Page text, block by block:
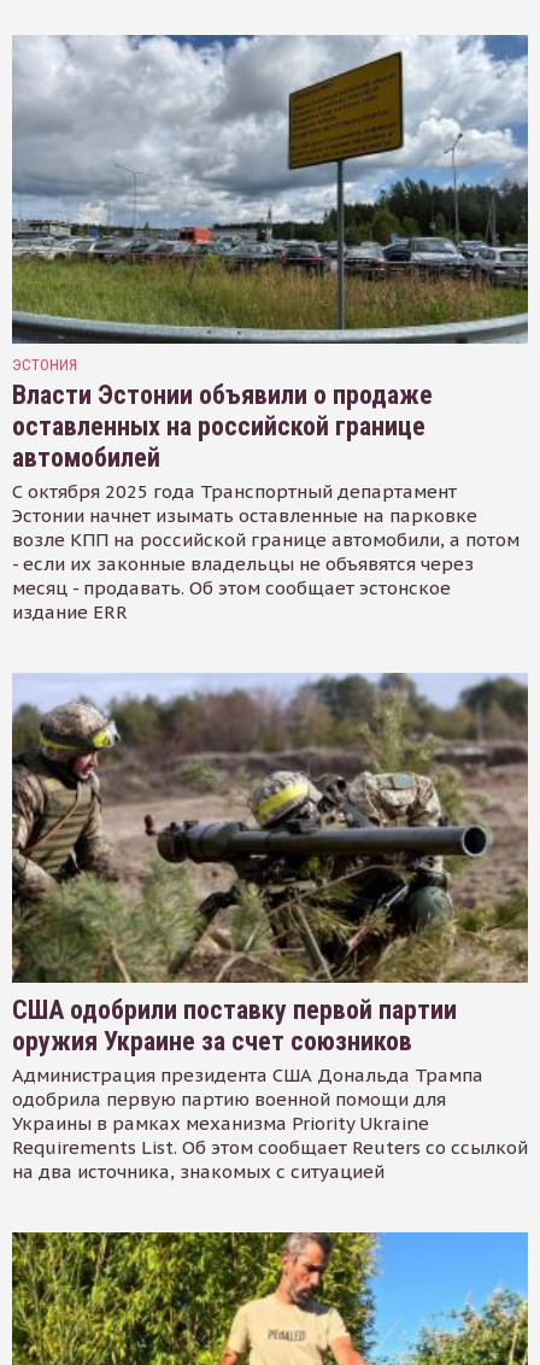
ЭСТОНИЯ
Власти Эстонии объявили о продаже
оставленных на российской границе
автомобилей
С октября 2025 года Транспортный департамент
Эстонии начнет изымать оставленные на парковке
возле КПП на российской границе автомобили, а потом
- если их законные владельцы не объявятся через
месяц - продавать. Об этом сообщает эстонское
издание ERR
США одобрили поставку первой партии
оружия Украине за счет союзников
Администрация президента США Дональда Трампа
одобрила первую партию военной помощи для
Украины в рамках механизма Priority Ukraine
Requirements List. Об этом сообщает Reuters со ссылкой
на два источника, знакомых с ситуацией